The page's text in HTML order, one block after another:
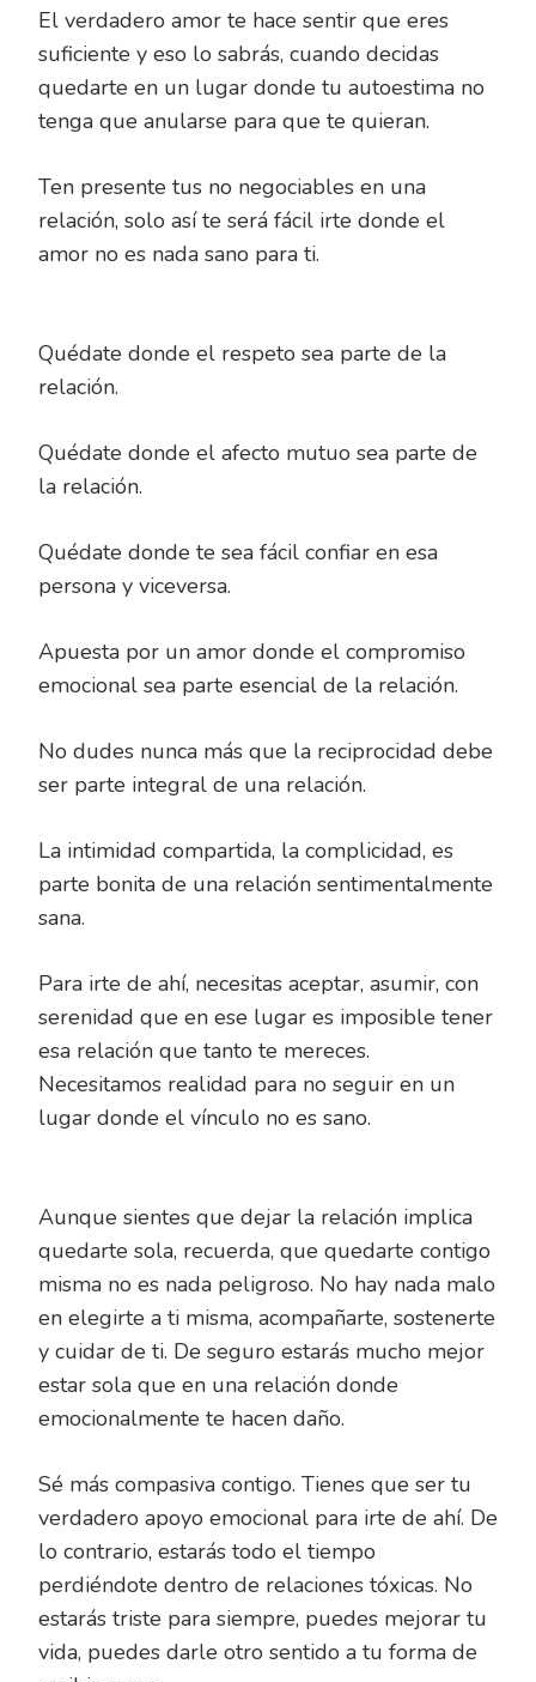
El verdadero amor te hace sentir que eres
suficiente y eso lo sabrás, cuando decidas
quedarte en un lugar donde tu autoestima no
tenga que anularse para que te quieran.
Ten presente tus no negociables en una
relación, solo así te será fácil irte donde el
amor no es nada sano para ti.
Quédate donde el respeto sea parte de la
relación.
Quédate donde el afecto mutuo sea parte de
la relación.
Quédate donde te sea fácil confiar en esa
persona y viceversa.
Apuesta por un amor donde el compromiso
emocional sea parte esencial de la relación.
No dudes nunca más que la reciprocidad debe
ser parte integral de una relación.
La intimidad compartida, la complicidad, es
parte bonita de una relación sentimentalmente
sana.
Para irte de ahí, necesitas aceptar, asumir, con
serenidad que en ese lugar es imposible tener
esa relación que tanto te mereces.
Necesitamos realidad para no seguir en un
lugar donde el vínculo no es sano.
Aunque sientes que dejar la relación implica
quedarte sola, recuerda, que quedarte contigo
misma no es nada peligroso. No hay nada malo
en elegirte a ti misma, acompañarte, sostenerte
y cuidar de ti. De seguro estarás mucho mejor
estar sola que en una relación donde
emocionalmente te hacen daño.
Sé más compasiva contigo. Tienes que ser tu
verdadero apoyo emocional para irte de ahí. De
lo contrario, estarás todo el tiempo
perdiéndote dentro de relaciones tóxicas. No
estarás triste para siempre, puedes mejorar tu
vida, puedes darle otro sentido a tu forma de